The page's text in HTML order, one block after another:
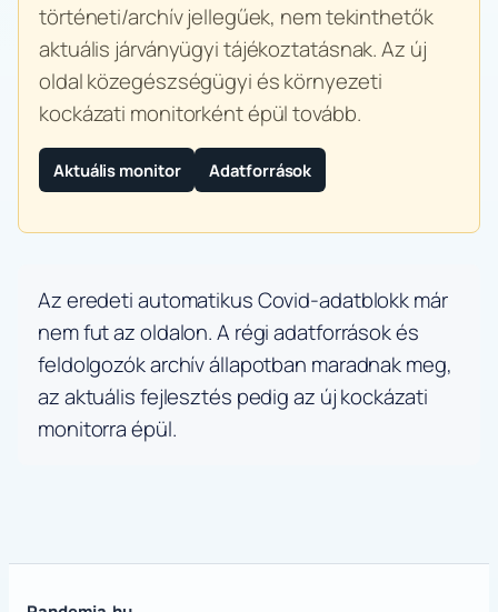
történeti/archív jellegűek, nem tekinthetők
aktuális járványügyi tájékoztatásnak. Az új
oldal közegészségügyi és környezeti
kockázati monitorként épül tovább.
Aktuális monitor Adatforrások
Az eredeti automatikus Covid-adatblokk már
nem fut az oldalon. A régi adatforrások és
feldolgozók archív állapotban maradnak meg,
az aktuális fejlesztés pedig az új kockázati
monitorra épül.